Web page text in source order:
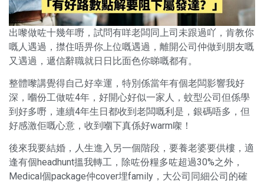
出嚟做咗十幾年嘢，試問有咩老闆同上司未跟過吖，肯教你
嘅人遇過，㩒住唔畀你上位嘅遇過，離開公司仲做到朋友嘅
又遇過，遞信辭職就日日比面色你睇嘅都有。
整體嚟講覺得自己好幸運，特別係當年有個老闆影響我好
深，嗰份工做咗4年，好開心好似一家人，蚊型公司但係學
到好多嘢，連續4年生日都收到老闆嘅利是，銀碼唔多，但
好感激佢嘅心意，收到嗰下真係好warm㗎！
後來我要結婚，人生進入另一個階段，要養老婆要供樓，適
逢有個headhunt搵我轉工，除咗份糧多咗超過30%之外，
Medical個package仲cover埋family，大公司同細公司的確